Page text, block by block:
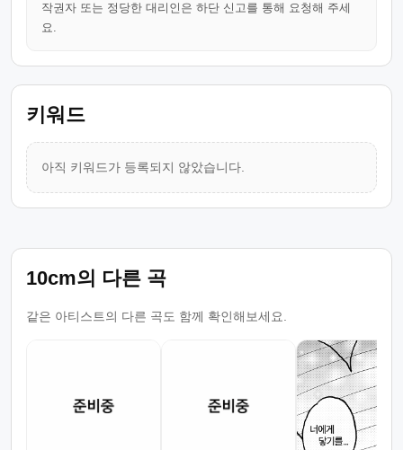
작권자 또는 정당한 대리인은 하단 신고를 통해 요청해 주세
요.
키워드
아직 키워드가 등록되지 않았습니다.
10cm의 다른 곡
같은 아티스트의 다른 곡도 함께 확인해보세요.